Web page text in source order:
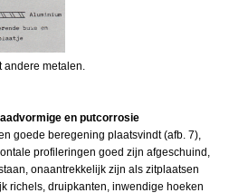
andere metalen.
en putcorrosie
goede beregening plaatsvindt (afb. 7),
profileringen goed zijn afgeschuind,
onaantrekkelijk zijn als zitplaatsen
richels, druipkanten, inwendige hoeken